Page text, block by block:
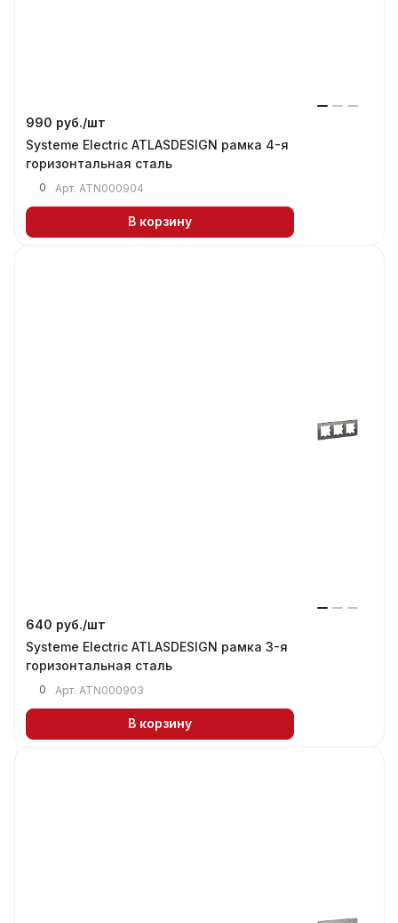
990 руб./шт
Systeme Electric ATLASDESIGN рамка 4-я
горизонтальная сталь
0 Арт. ATN000904
В корзину
640 руб./шт
Systeme Electric ATLASDESIGN рамка 3-я
горизонтальная сталь
0 Арт. ATN000903
В корзину